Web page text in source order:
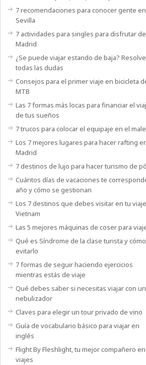
7 recomendaciones para conocer gente en
Sevilla
7 actividades para singles para disfrutar de
Madrid
¿Se puede viajar estando de baja?
todas las dudas
Consejos para el primer viaje en bicicleta
MTB
Las 7 formas más locas para financiar el
de tus sueños
7 trucos para colocar el equipaje en el
Los 7 mejores lugares para hacer rafting
Madrid
7 destinos de lujo para hacer turismo de
Cuántos días de vacaciones te
año y cómo se gestionan
Los 7 destinos que debes visitar en tu
Vietnam
Las 5 mejores máquinas de coser para
Qué es Síndrome de la clase turista y cómo
evitarlo
7 formas de seguir haciendo ejercicios
mientras estás de viaje
Qué debes saber si necesitas viajar con un
nebulizador
Claves para elegir un tour privado de vino
Guía de vocabulario básico para viajar en
inglés
Flight By Fleshlight, tu mejor compañero
viajes